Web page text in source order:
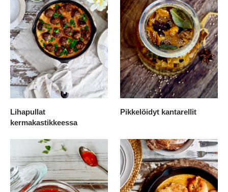
Lihapullat
kermakastikkeessa
Pikkelöidyt kantarellit